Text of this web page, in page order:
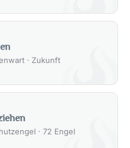
· Zukunft
· 72 Engel